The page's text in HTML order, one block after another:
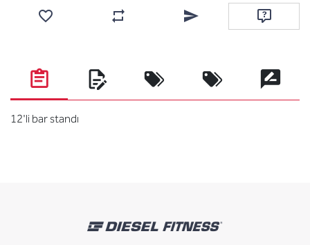
Add to wishlist Add to compare listEmail a friend Ask
12'li bar standı